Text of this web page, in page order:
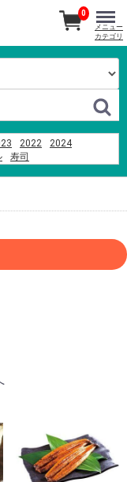
2022
2024
寿司
0
メニュー
カテゴリ